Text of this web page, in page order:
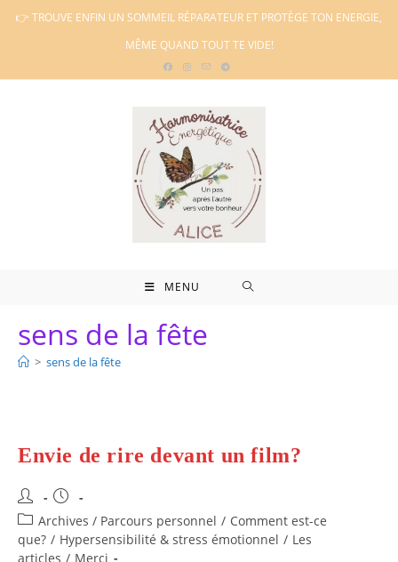
Skip👉 TROUVE ENFIN UN SOMMEIL RÉPARATEUR ET PROTÈGE TON ENERGIE,
MÊME QUAND TOUT TE VIDE!
MENU
sens de la fête
> sens de la fête
Envie de rire devant un film?
Auteur/autrice
de
la
publication :
Publication
publiée :
Post
category:
Archives / Parcours personnel / Comment est-ce
que? / Hypersensibilité & stress émotionnel / Les
articles / Merci